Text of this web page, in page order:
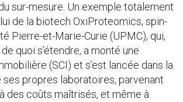
sur-mesure. Un exemple totalement
de la biotech OxiProteomics, spin-
Pierre-et-Marie-Curie (UPMC), qui,
quoi s’étendre, a monté une
(SCI) et s’est lancée dans la
propres laboratoires, parvenant
des coûts maîtrisés, et même à